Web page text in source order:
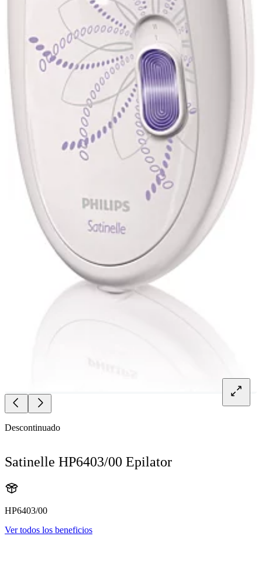
Descontinuado
Satinelle HP6403/00 Epilator
HP6403/00
Ver todos los beneficios